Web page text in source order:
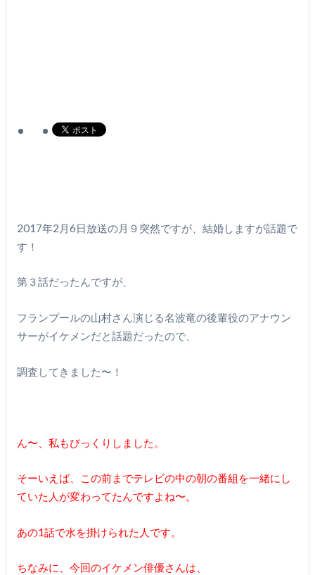
2017年2月6日放送の月９突然ですが、結婚しますが話題で
す！
第３話だったんですが、
フランプールの山村さん演じる名波竜の後輩役のアナウン
サーがイケメンだと話題だったので、
調査してきました〜！
ん〜、私もびっくりしました。
そーいえば、この前までテレビの中の朝の番組を一緒にし
ていた人が変わってたんですよね〜。
あの1話で水を掛けられた人です。
ちなみに、今回のイケメン俳優さんは、